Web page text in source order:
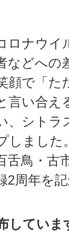
ロナウイ
などへの
顔で「た
言い合え
、シトラ
しました
舌鳥・古
2周年を
していま